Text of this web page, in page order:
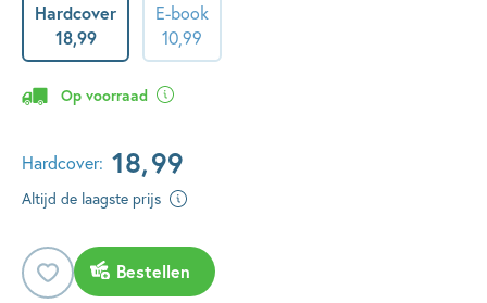
Hardcover
18,99
E-book
10,99
Op voorraad
Hardcover: 18,99
Altijd de laagste prijs
Bestellen